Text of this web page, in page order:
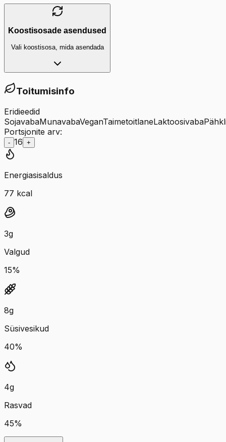
Koostisosade asendused
Vali koostisosa, mida asendada
Toitumisinfo
Eridieedid
SojavabaMunavabaVeganTaimetoitlaneLaktoosivaba
Portsjonite arv:
- 16 +
Energiasisaldus
77 kcal
3g
Valgud
15%
8g
Süsivesikud
40%
4g
Rasvad
45%